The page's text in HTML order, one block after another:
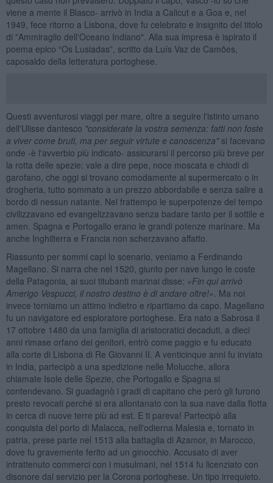
viene a mente il Blasco- arrivò in India a Calicut e a Goa e, nel
1949, fece ritorno a Lisbona, dove fu celebrato e insignito del titolo
di "Ammiraglio dell'Oceano Indiano". Alla sua impresa è ispirato il
poema epico “Os Lusiadas”, scritto da Luís Vaz de Camões,
caposaldo della letteratura portoghese.
Questi avventurosi viaggi per mare, oltre a seguire l'istinto umano
dell'Ulisse dantesco "considerate la vostra semenza: fatti non foste
a viver come bruti, ma per seguir virtute e canoscenza"si facevano
onde -è l'avverbio più indicato- assicurarsi il percorso più breve per
la rotta delle spezie: vale a dire pepe, noce moscata e chiodi di
garofano, che oggi si trovano comodamente al supermercato o in
drogheria, tutto sommato a un prezzo abbordabile e senza salire a
bordo di nessun natante. Nel frattempo le superpotenze del tempo
civilizzavano ed evangelizzavano senza badare tanto per il sottile e
amen. Spagna e Portogallo erano le grandi potenze marinare. Ma
anche Inghilterra e Francia non scherzavano affatto.
Riassunto per sommi capi lo scenario, veniamo a Ferdinando
Magellano. Si narra che nel 1520, giunto per nave lungo le coste
della Patagonia, ai suoi titubanti marinai disse: «Fin qui arrivò
Amerigo Vespucci, il nostro destino è di andare oltre!» . Ma noi
invece torniamo un attimo indietro e ripartiamo da capo. Magellano
fu un navigatore ed esploratore portoghese. Era nato a Sabrosa il
17 ottobre 1480 da una famiglia di aristocratici decaduti, a dieci
anni rimase orfano dei genitori, entrò come paggio e fu educato
alla corte di Lisbona di Re Giovanni II. A venticinque anni fu inviato
in India, partecipò a una spedizione nelle Molucche, allora
chiamate Isole delle Spezie, che Portogallo e Spagna si
contendevano. Si guadagnò i gradi di capitano che però gli furono
presto revocati perché si era allontanato con la sua nave dalla flotta
in cerca di nuove terre più ad est. E ti pareva! Partecipò alla
conquista del porto di Malacca, nell'odierna Malesia e, tornato in
patria, prese parte nel 1513 alla battaglia di Azamor, in Marocco,
dove fu gravemente ferito ad un ginocchio. Accusato di aver
intrattenuto commerci con i musulmani, nel 1514 fu licenziato con
disonore dal servizio per la Corona portoghese. Un tipo irrequieto.